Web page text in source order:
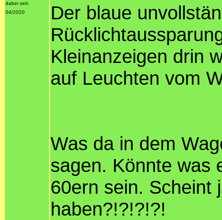
dabei seit:
04/2020
Der blaue
Kleinanzeigen drin
auf Leuchten vom
Was da in dem
sagen. Könnte was
60ern sein. Scheint
haben?!?!?!?!